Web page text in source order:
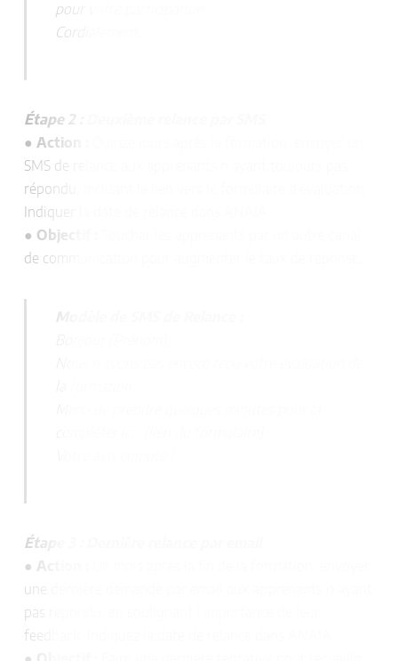
pour votre participation.
Cordialement,
Étape 2 : Deuxième relance par SMS
● Action :
SMS de relance aux apprenants n’ayant toujours pas
répondu, incluant le lien vers le formulaire d’évaluation.
Indiquer la date de relance dans ANAIA.
● Objectif :
de communication pour augmenter le taux de réponse.
Étape 3 : Dernière relance par email
● Action :
une dernière demande par email aux apprenants n’ayant
pas répondu, en soulignant l’importance de leur
feedback. Indiquez la date de relance dans ANAIA.